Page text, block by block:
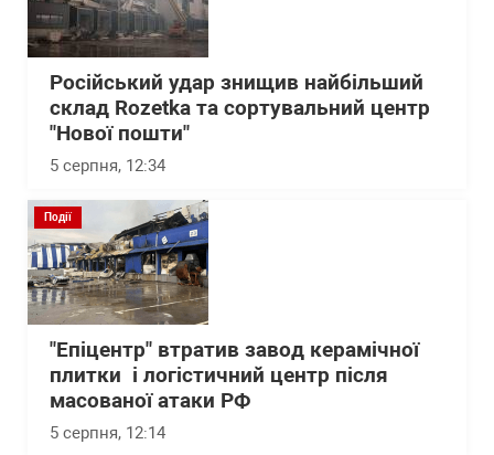
Російський удар знищив найбільший
склад Rozetka та сортувальний центр
"Нової пошти"
5 серпня, 12:34
Події
"Епіцентр" втратив завод керамічної
плитки і логістичний центр після
масованої атаки РФ
5 серпня, 12:14